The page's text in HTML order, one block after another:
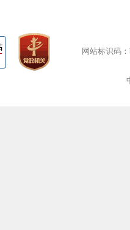
网站标识码